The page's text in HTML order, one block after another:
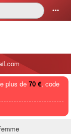
󰄒
plus de 70 €, code